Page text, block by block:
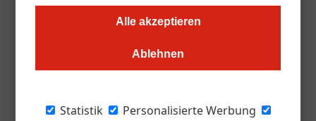
Alle akzeptieren
Ablehnen
Statistik
Personalisierte Werbung
Die Branche investiert so viel in Recruiting und Benefits wie
nie zuvor und verliert ihre Leute trotzdem.
Personalengpass für ein hausgemachtes Problem.